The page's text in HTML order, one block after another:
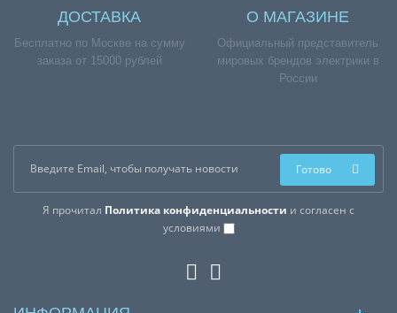
ДОСТАВКА
Бесплатно по Москве на сумму
заказа от 15000 рублей
О МАГАЗИНЕ
Официальный представитель
мировых брендов электрики в
России
Я прочитал Политика конфиденциальности и согласен с
условиями
Готово